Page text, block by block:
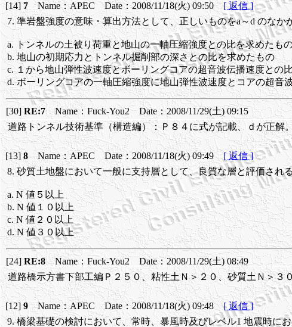
[14]7 Name：APEC Date：2008/11/18(火) 09:50[ 返信 ]
7. 準岩盤強度の意味・算出方法として、正しいものをa～d のなか
a. トンネルの土被り荷重と地山の一軸圧縮強度との比を求めたも
b. 地山の初期応力とトンネル掘削部の深さとの比を求めたもの
c. １から地山弾性波速度とボーリングコアの超音波伝播速度との
d. ボーリングコアの一軸圧縮強度に地山弾性波速度とコアの超音
[30]RE:7Name：Fuck-You2 Date：2008/11/29(土) 09:15
道路トンネル技術基準（構造編）：Ｐ８４に式が記載、ｄが正解
[13]8Name：APEC Date：2008/11/18(火) 09:49[ 返信 ]
8. 砂質土地盤において一般に支持層として、良質な層と評価され
a. N 値５以上
b. N 値１０以上
c. N 値２０以上
d. N 値３０以上
[24]RE:8Name：Fuck-You2 Date：2008/11/29(土) 08:49
道路橋示方書下部工編Ｐ２５０、粘性土Ｎ＞２０、砂質土Ｎ＞３
[12]9Name：APEC Date：2008/11/18(火) 09:48[ 返信 ]
9. 橋梁基礎の検討において、常時、暴風時及びレベル1 地震時に